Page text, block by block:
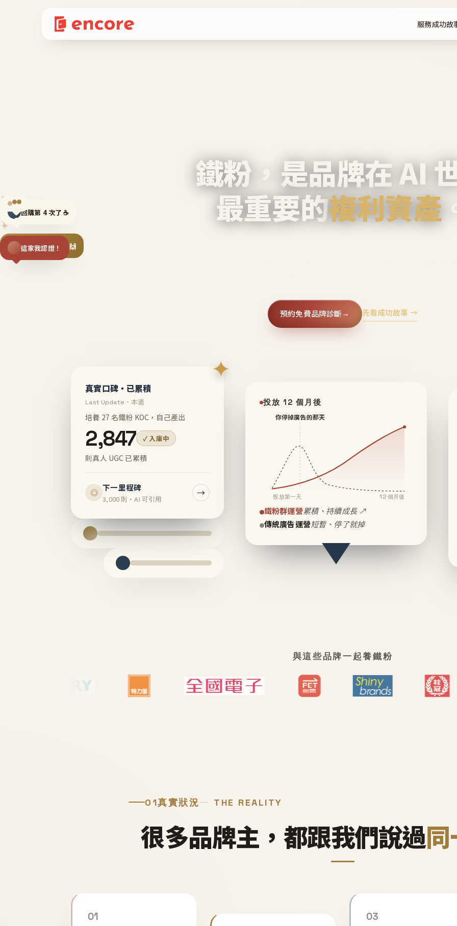
服務成功故
✦
回購第 4 次了 ☕
揪同事一起團購 🙌
這家我認證！
鐵粉，是品牌在 AI
最重要的複利資產
預約免費品牌診斷→ 先看成功故事 →
✦
真實口碑・已累積
Last Update・本週
培養 27 名鐵粉 KOC，自己產出
2,847 ✓ 入庫中
則真人 UGC 已累積
◎ 下一里程碑
3,000 則・AI 可引用
→
投放 12 個月後
你停掉廣告的那天
投放第一天 12 個月後
鐵粉群運營累積、持續成長 ↗
傳統廣告運營短暫、停了就掉
與這些品牌一起養鐵粉
01真實狀況 THE REALITY
很多品牌主，都跟我們說過同
01 03